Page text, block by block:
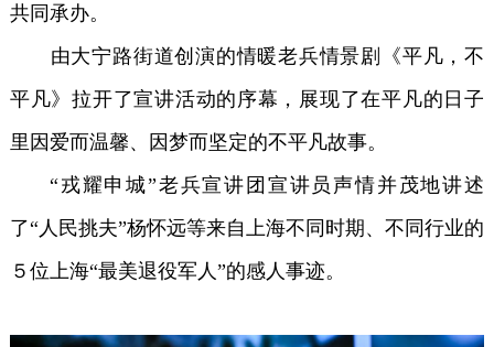
共同承办。
由大宁路街道创演的情暖老兵情景剧《平凡，不
平凡》拉开了宣讲活动的序幕，展现了在平凡的日子
里因爱而温馨、因梦而坚定的不平凡故事。
“戎耀申城”老兵宣讲团宣讲员声情并茂地讲述
了“人民挑夫”杨怀远等来自上海不同时期、不同行业的
５位上海“最美退役军人”的感人事迹。